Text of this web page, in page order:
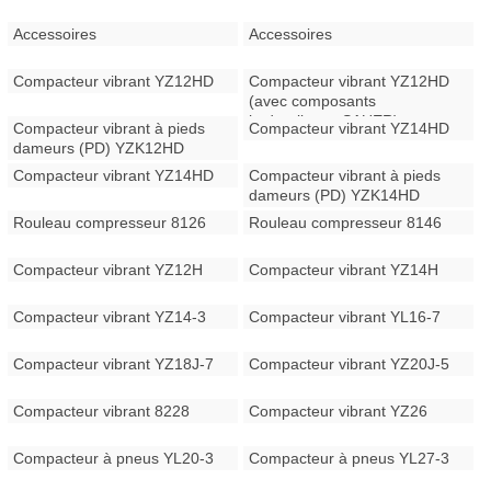
Accessoires Accessoires
Compacteur vibrant YZ12HD
Compacteur vibrant YZ12HD
(avec composants
hydrauliques SAUER)
Compacteur vibrant à pieds
dameurs (PD) YZK12HD
Compacteur vibrant YZ14HD
Compacteur vibrant YZ14HD
Compacteur vibrant à pieds
dameurs (PD) YZK14HD
Rouleau compresseur 8126
Rouleau compresseur 8146
Compacteur vibrant YZ12H Compacteur vibrant YZ14H
Compacteur vibrant YZ14-3 Compacteur vibrant YL16-7
Compacteur vibrant YZ18J-7 Compacteur vibrant YZ20J-5
Compacteur vibrant 8228 Compacteur vibrant YZ26
Compacteur à pneus YL20-3 Compacteur à pneus YL27-3